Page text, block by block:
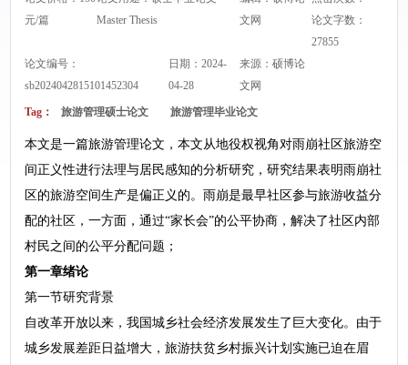
元/篇
Master Thesis
文网
论文字数：
27855
论文编号：
sb2024042815101452304
日期：2024-
04-28
来源：硕博论
文网
Tag： 旅游管理硕士论文 旅游管理毕业论文
本文是一篇旅游管理论文，本文从地役权视角对雨崩社区旅游空
间正义性进行法理与居民感知的分析研究，研究结果表明雨崩社
区的旅游空间生产是偏正义的。雨崩是最早社区参与旅游收益分
配的社区，一方面，通过“家长会”的公平协商，解决了社区内部
村民之间的公平分配问题；
第一章绪论
第一节研究背景
自改革开放以来，我国城乡社会经济发展发生了巨大变化。由于
城乡发展差距日益增大，旅游扶贫乡村振兴计划实施已迫在眉